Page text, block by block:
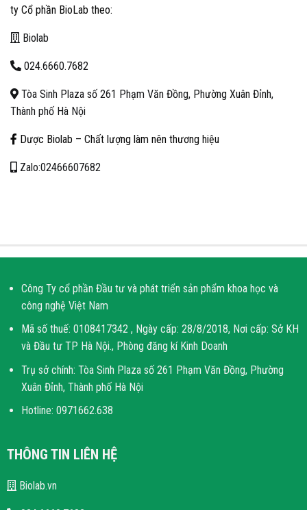
ty Cổ phần BioLab theo:
Biolab
024.6660.7682
Tòa Sinh Plaza số 261 Phạm Văn Đồng, Phường Xuân Đỉnh,
Thành phố Hà Nội
Dược Biolab – Chất lượng làm nên thương hiệu
Zalo:02466607682
Công Ty cổ phần Đầu tư và phát triển sản phẩm khoa học và
công nghệ Việt Nam
Mã số thuế: 0108417342 , Ngày cấp: 28/8/2018, Nơi cấp: Sở KH
và Đầu tư TP Hà Nội., Phòng đăng kí Kinh Doanh
Trụ sở chính: Tòa Sinh Plaza số 261 Phạm Văn Đồng, Phường
Xuân Đỉnh, Thành phố Hà Nội
Hotline: 0971662.638
THÔNG TIN LIÊN HỆ
Biolab.vn